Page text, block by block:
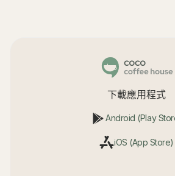
下載應用程式
Android (Play
iOS (App Store)